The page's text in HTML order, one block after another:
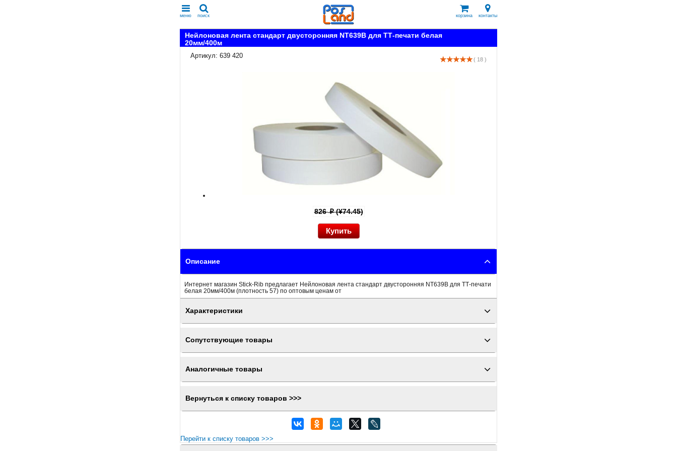
меню поиск корзина контакты
Нейлоновая лента стандарт двусторонняя NT639B для ТТ-печати белая
20мм/400м
Артикул: 639 420
( 18 )
826p(¥74.45)
Описание
Интернет магазин Stick-Rib предлагает Нейлоновая лента стандарт двусторонняя NT639B для ТТ-печати
белая 20мм/400м (плотность 57) по оптовым ценам от
Характеристики
Сопутствующие товары
Аналогичные товары
Вернуться к списку товаров >>>
Перейти к списку товаров >>>